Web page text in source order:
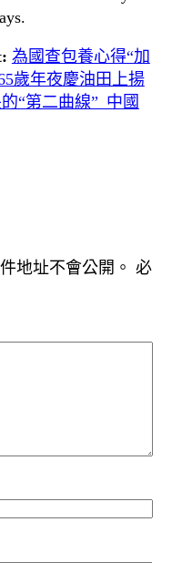
為國查包養心得“加
歲年夜慶油田上揚
“第二曲線”_中國
地址不會公開。 必